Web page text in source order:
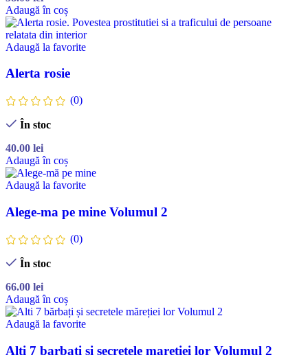
Adaugă în coș
Adaugă la favorite
Alerta rosie
(0)
În stoc
40.00 lei
Adaugă în coș
Adaugă la favorite
Alege-ma pe mine Volumul 2
(0)
În stoc
66.00 lei
Adaugă în coș
Adaugă la favorite
Alti 7 barbati si secretele maretiei lor Volumul 2